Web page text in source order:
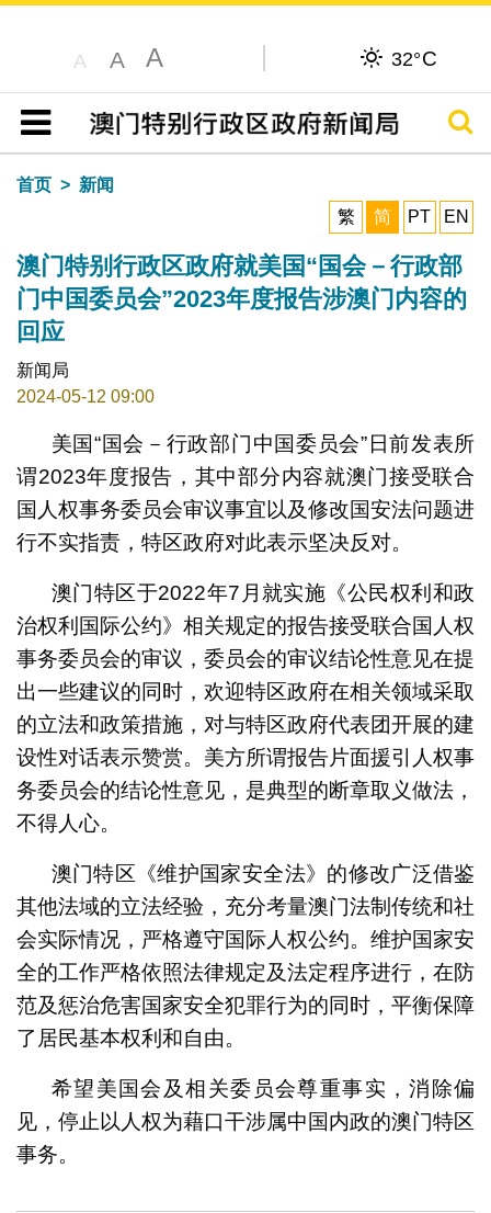
A A A 32°C
目录
搜寻
首页
新闻
繁
简 PT EN
澳门特别行政区政府就美国“国会－行政部
门中国委员会”2023年度报告涉澳门内容的
回应
新闻局
2024-05-12 09:00
美国“国会－行政部门中国委员会”日前发表所
谓2023年度报告，其中部分内容就澳门接受联合
国人权事务委员会审议事宜以及修改国安法问题进
行不实指责，特区政府对此表示坚决反对。
澳门特区于2022年7月就实施《公民权利和政
治权利国际公约》相关规定的报告接受联合国人权
事务委员会的审议，委员会的审议结论性意见在提
出一些建议的同时，欢迎特区政府在相关领域采取
的立法和政策措施，对与特区政府代表团开展的建
设性对话表示赞赏。美方所谓报告片面援引人权事
务委员会的结论性意见，是典型的断章取义做法，
不得人心。
澳门特区《维护国家安全法》的修改广泛借鉴
其他法域的立法经验，充分考量澳门法制传统和社
会实际情况，严格遵守国际人权公约。维护国家安
全的工作严格依照法律规定及法定程序进行，在防
范及惩治危害国家安全犯罪行为的同时，平衡保障
了居民基本权利和自由。
希望美国会及相关委员会尊重事实，消除偏
见，停止以人权为藉口干涉属中国内政的澳门特区
事务。